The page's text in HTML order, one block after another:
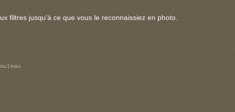
filtres jusqu'à ce que vous le reconnaissiez en photo.